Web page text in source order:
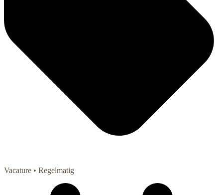
Vacature • Regelmatig